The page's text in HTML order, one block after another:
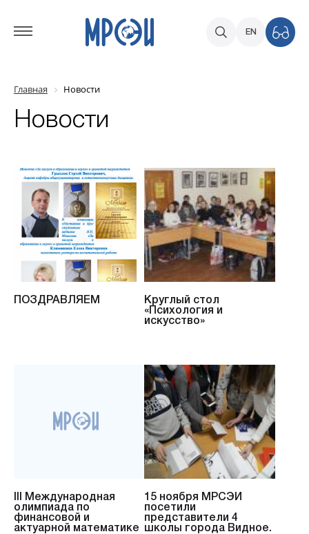
EN
Главная Новости
Новости
ПОЗДРАВЛЯЕМ
Круглый стол
«Психология и
искусство»
III Международная
олимпиада по
финансовой и
актуарной математике
15 ноября МРСЭИ
посетили
представители 4
школы города Видное.